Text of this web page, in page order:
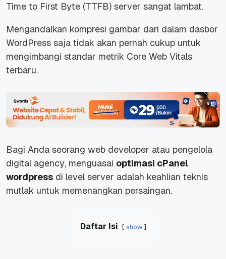
Time to First Byte (TTFB) server sangat lambat.
Mengandalkan kompresi gambar dari dalam dasbor
WordPress saja tidak akan pernah cukup untuk
mengimbangi standar metrik Core Web Vitals
terbaru.
Bagi Anda seorang web developer atau pengelola
digital agency, menguasai optimasi cPanel
wordpress di level server adalah keahlian teknis
mutlak untuk memenangkan persaingan.
Daftar Isi show